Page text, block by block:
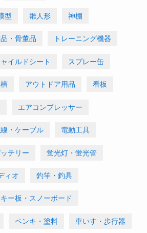
型 雛人形 神棚
・骨董品 トレーニング機器
イルドシート スプレー缶
アウトドア用品 看板
エアコンプレッサー
・ケーブル 電動工具
テリー 蛍光灯・蛍光管
ィオ 釣竿・釣具
ー板・スノーボード
ペンキ・塗料 車いす・歩行器